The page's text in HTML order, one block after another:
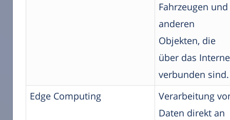
Fahrzeugen und
anderen
Objekten, die
über das
verbunden sind.
Edge Computing
Verarbeitung
Daten direkt an